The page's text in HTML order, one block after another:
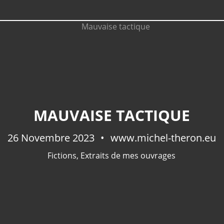
MAUVAISE TACTIQUE
26 Novembre 2023 www.michel-theron.eu
Fictions, Extraits de mes ouvrages